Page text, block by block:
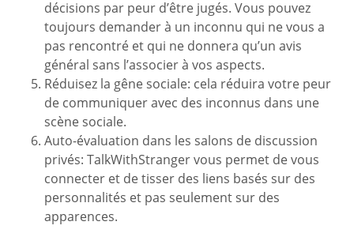
décisions par peur d’être jugés. Vous pouvez
toujours demander à un inconnu qui ne vous a
pas rencontré et qui ne donnera qu’un avis
général sans l’associer à vos aspects.
Réduisez la gêne sociale: cela réduira votre peur
de communiquer avec des inconnus dans une
scène sociale.
Auto-évaluation dans les salons de discussion
privés: TalkWithStranger vous permet de vous
connecter et de tisser des liens basés sur des
personnalités et pas seulement sur des
apparences.